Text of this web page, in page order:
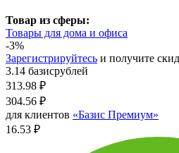
Товар из сферы:
Товары для дома и офиса
-3%
Зарегистрируйтесь и получите
3.14 базисрублей
313.98 ₽
304.56 ₽
для клиентов «Базис Премиум»
16.53 ₽